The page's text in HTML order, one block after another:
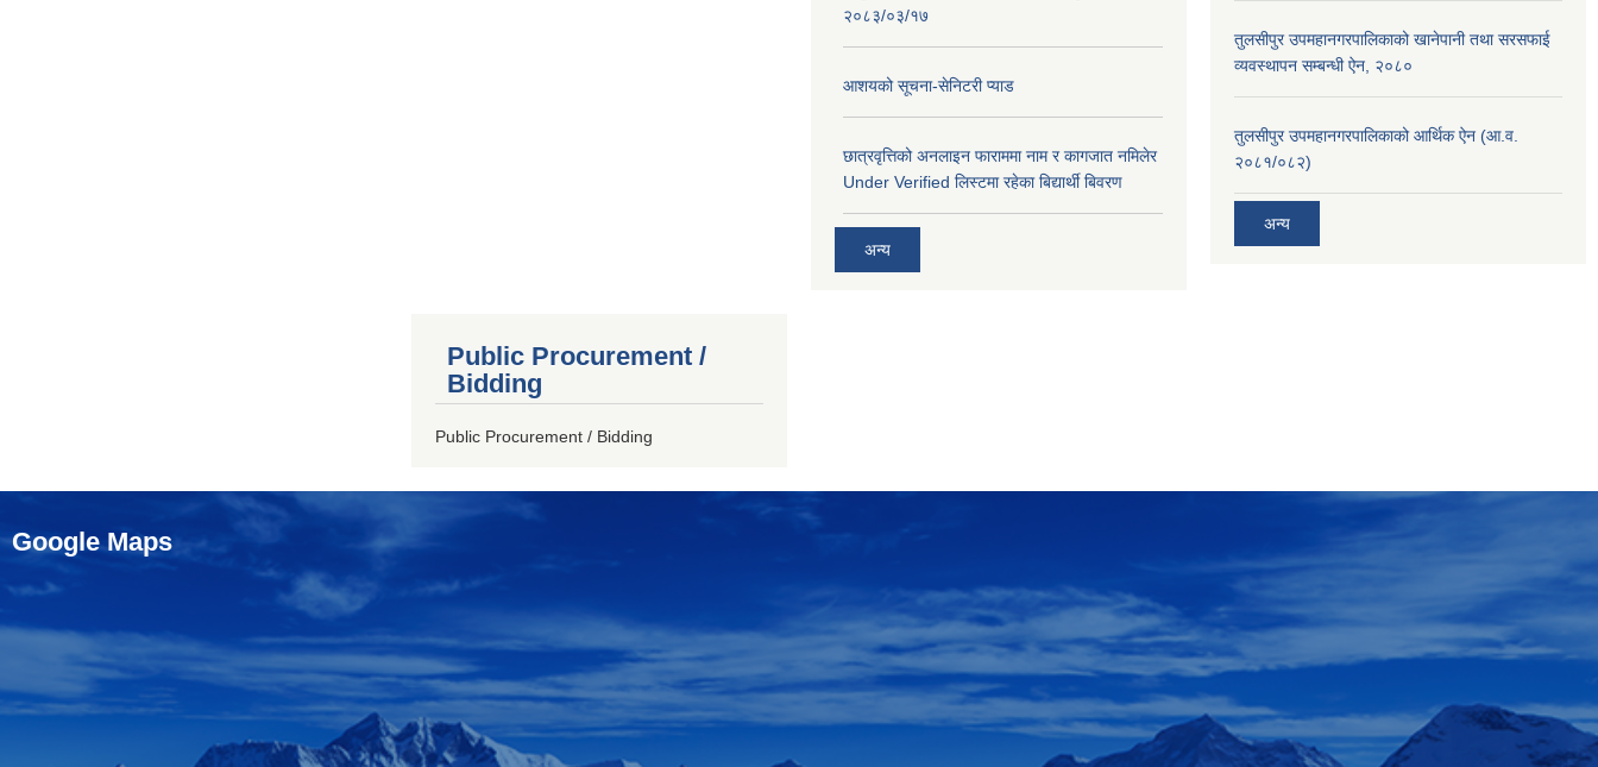
२०८३/०३/१७
आशयको सूचना-सेनिटरी प्याड
छात्रवृत्तिको अनलाइन फाराममा नाम र कागजात नमिलेर
Under Verified लिस्टमा रहेका बिद्यार्थी बिवरण
अन्य
तुलसीपुर उपमहानगरपालिकाको खानेपानी तथा सरसफाई
व्यवस्थापन सम्बन्धी ऐन, २०८०
तुलसीपुर उपमहानगरपालिकाको आर्थिक ऐन (आ.व.
२०८१/०८२)
अन्य
Public Procurement /
Bidding
Public Procurement / Bidding
Google Maps